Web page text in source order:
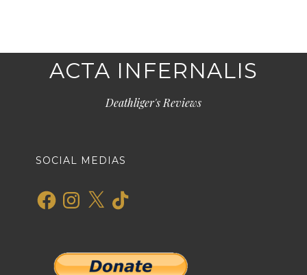
ACTA INFERNALIS
Deathliger's Reviews
SOCIAL MEDIAS
FacebookInstagram
X TikTok